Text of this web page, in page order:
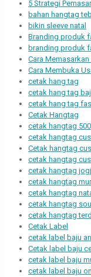
5 Strategi
bahan hangtag
bikin sleeve natal
Branding produk
branding produk
Cara
Cara Membuka
cetak hang tag
cetak hang tag
cetak hang tag
Cetak Hangtag
cetak hangtag
cetak hangtag
Cetak hangtag
cetak hangtag
cetak hangtag
cetak hangtag
cetak hangtag
cetak hangtag
cetak hangtag
Cetak Label
cetak label baju
Cetak label baju
cetak label baju
cetak label baju